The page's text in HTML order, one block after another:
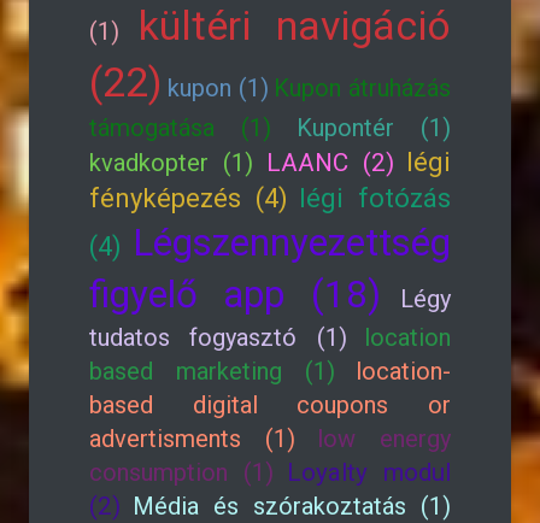
(1)
kültéri navigáció
(22) kupon (1) Kupon átruházás
támogatása (1)
Kupontér (1)
kvadkopter (1) LAANC (2) légi
fényképezés (4) légi fotózás
(4) Légszennyezettség
figyelő app (18)
Légy
tudatos fogyasztó (1)
location
based marketing (1)
location-
based digital coupons or
advertisments (1)
low energy
consumption (1) Loyalty modul
(2) Média és szórakoztatás (1)